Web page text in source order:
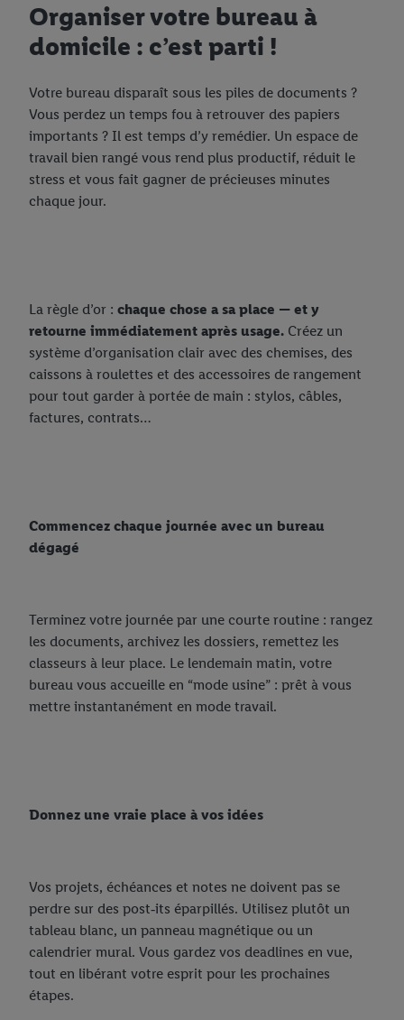
Organiser votre bureau à
domicile : c’est parti !
Votre bureau disparaît sous les piles de documents ?
Vous perdez un temps fou à retrouver des papiers
importants ? Il est temps d’y remédier. Un espace de
travail bien rangé vous rend plus productif, réduit le
stress et vous fait gagner de précieuses minutes
chaque jour.
La règle d’or : chaque chose a sa place — et y
retourne immédiatement après usage. Créez un
système d’organisation clair avec des chemises, des
caissons à roulettes et des accessoires de rangement
pour tout garder à portée de main : stylos, câbles,
factures, contrats…
Commencez chaque journée avec un bureau
dégagé
Terminez votre journée par une courte routine : rangez
les documents, archivez les dossiers, remettez les
classeurs à leur place. Le lendemain matin, votre
bureau vous accueille en “mode usine” : prêt à vous
mettre instantanément en mode travail.
Donnez une vraie place à vos idées
Vos projets, échéances et notes ne doivent pas se
perdre sur des post‑its éparpillés. Utilisez plutôt un
tableau blanc, un panneau magnétique ou un
calendrier mural. Vous gardez vos deadlines en vue,
tout en libérant votre esprit pour les prochaines
étapes.